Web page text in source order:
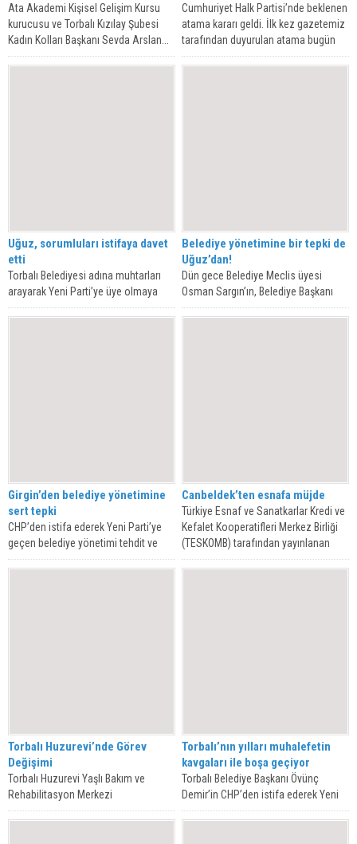
Ata Akademi Kişisel Gelişim Kursu
kurucusu ve Torbalı Kızılay Şubesi
Kadın Kolları Başkanı Sevda Arslan...
Cumhuriyet Halk Partisi’nde beklenen
atama kararı geldi. İlk kez gazetemiz
tarafından duyurulan atama bugün
yazılı...
Uğuz, sorumluları istifaya davet
etti
Torbalı Belediyesi adına muhtarları
arayarak Yeni Parti’ye üye olmaya
zorlayan belediye meclis üyesi
Belediye yönetimine bir tepki de
Uğuz’dan!
Dün gece Belediye Meclis üyesi
Osman Sargın’ın, Belediye Başkanı
Övünç Demir’in selamı ile muhtarları
Girgin’den belediye yönetimine
sert tepki
CHP’den istifa ederek Yeni Parti’ye
geçen belediye yönetimi tehdit ve
şantajla insanları Yeni Parti’ye üye...
Canbeldek’ten esnafa müjde
Türkiye Esnaf ve Sanatkarlar Kredi ve
Kefalet Kooperatifleri Merkez Birliği
(TESKOMB) tarafından yayınlanan
genelge kapsamında...
Torbalı Huzurevi’nde Görev
Değişimi
Torbalı Huzurevi Yaşlı Bakım ve
Rehabilitasyon Merkezi
Müdürlüğü’nde görev değişimi
Torbalı’nın yılları muhalefetin
kavgaları ile boşa geçiyor
Torbalı Belediye Başkanı Övünç
Demir’in CHP’den istifa ederek Yeni
Parti’ye geçişi sonrası bir açıklama